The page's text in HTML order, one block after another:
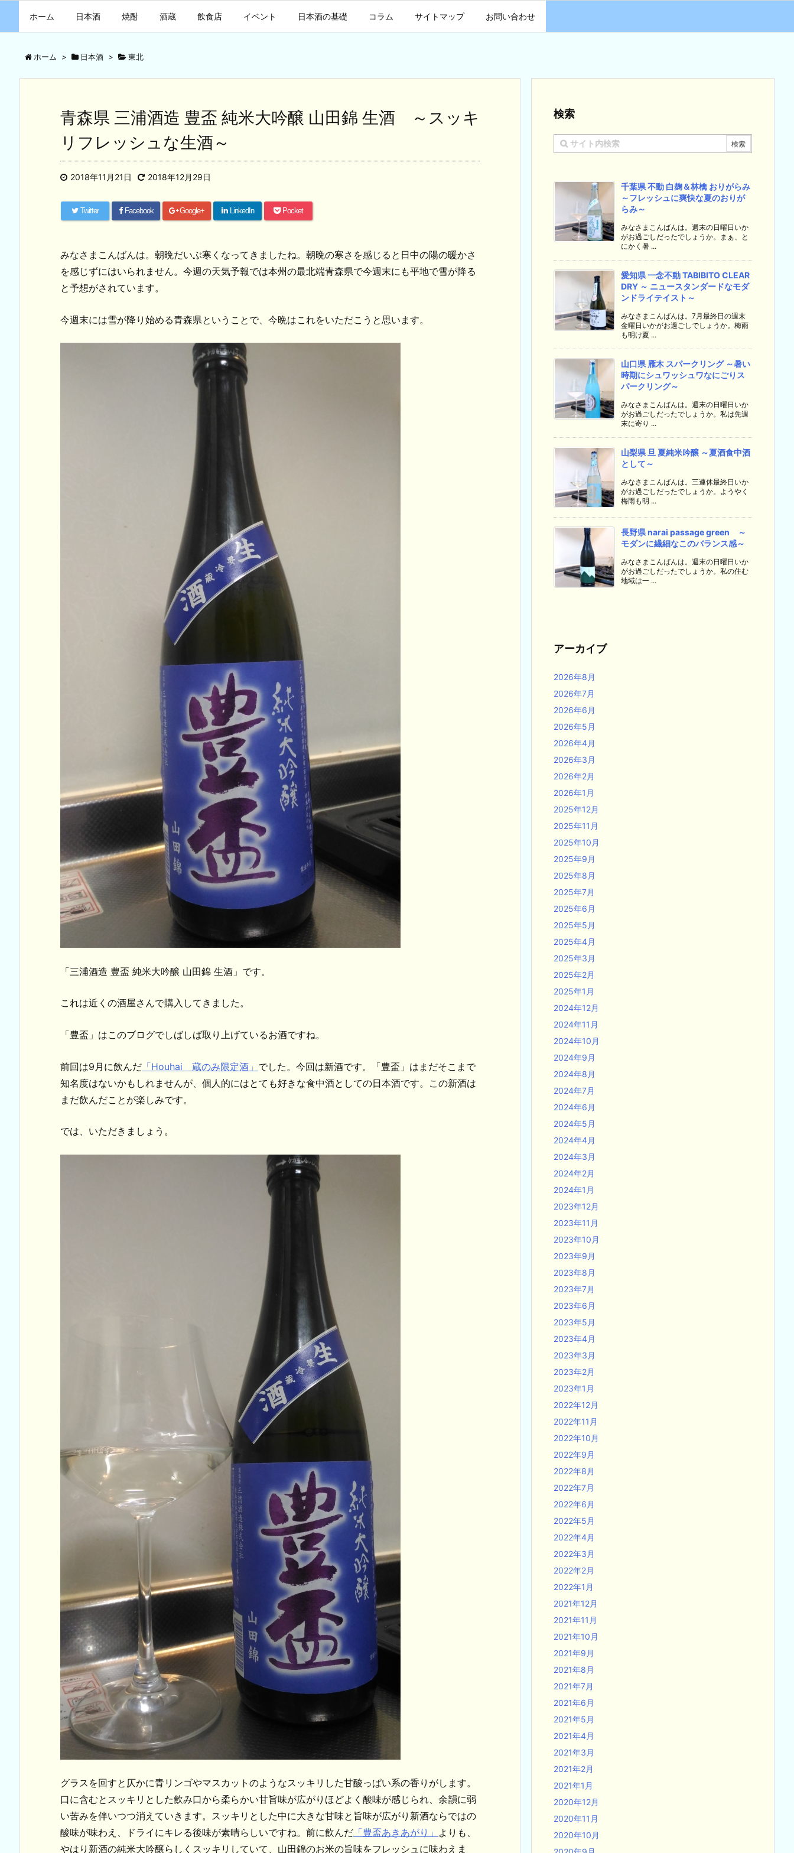
ホーム 日本酒 焼酎 酒蔵 飲食店 イベント 日本酒の基礎 コラム サイトマップ お問い合わせ
ホーム > 日本酒 > 東北
青森県 三浦酒造 豊盃 純米大吟醸 山田錦 生酒 ～スッキ
リフレッシュな生酒～
2018年11月21日 2018年12月29日
Twitter Facebook Google+ LinkedIn Pocket
みなさまこんばんは。朝晩だいぶ寒くなってきましたね。朝晩の寒さを感じると日中の陽の暖かさ
を感じずにはいられません。今週の天気予報では本州の最北端青森県で今週末にも平地で雪が降る
と予想がされています。
今週末には雪が降り始める青森県ということで、今晩はこれをいただこうと思います。
「三浦酒造 豊盃 純米大吟醸 山田錦 生酒」です。
これは近くの酒屋さんで購入してきました。
「豊盃」はこのブログでしばしば取り上げているお酒ですね。
前回は9月に飲んだ 「Houhai 蔵のみ限定酒」 でした。今回は新酒です。「豊盃」はまだそこまで
知名度はないかもしれませんが、個人的にはとても好きな食中酒としての日本酒です。この新酒は
まだ飲んだことが楽しみです。
では、いただきましょう。
グラスを回すと仄かに青リンゴやマスカットのようなスッキリした甘酸っぱい系の香りがします。
口に含むとスッキリとした飲み口から柔らかい甘旨味が広がりほどよく酸味が感じられ、余韻に弱
い苦みを伴いつつ消えていきます。スッキリとした中に大きな甘味と旨味が広がり新酒ならではの
酸味が味わえ、ドライにキレる後味が素晴らしいですね。前に飲んだ 「豊盃あきあがり」 よりも、
やはり新酒の純米大吟醸らしくスッキリしていて、山田錦のお米の旨味をフレッシュに味わえま
検索
千葉県 不動 白麹＆林檎 おりがらみ
～フレッシュに爽快な夏のおりが
らみ～
みなさまこんばんは。週末の日曜日いか
がお過ごしだったでしょうか。まぁ、と
にかく暑 ...
愛知県 一念不動 TABIBITO CLEAR
DRY ～ ニュースタンダードなモダ
ンドライテイスト～
みなさまこんばんは。7月最終日の週末
金曜日いかがお過ごしでしょうか。梅雨
も明け夏 ...
山口県 雁木 スパークリング ～暑い
時期にシュワッシュワなにごりス
パークリング～
みなさまこんばんは。週末の日曜日いか
がお過ごしだったでしょうか。私は先週
末に寄り ...
山梨県 旦 夏純米吟醸 ～夏酒食中酒
として～
みなさまこんばんは。三連休最終日いか
がお過ごしだったでしょうか。ようやく
梅雨も明 ...
長野県 narai passage green ～
モダンに繊細なこのバランス感～
みなさまこんばんは。週末の日曜日いか
がお過ごしだったでしょうか。私の住む
地域は一 ...
アーカイブ
2026年8月
2026年7月
2026年6月
2026年5月
2026年4月
2026年3月
2026年2月
2026年1月
2025年12月
2025年11月
2025年10月
2025年9月
2025年8月
2025年7月
2025年6月
2025年5月
2025年4月
2025年3月
2025年2月
2025年1月
2024年12月
2024年11月
2024年10月
2024年9月
2024年8月
2024年7月
2024年6月
2024年5月
2024年4月
2024年3月
2024年2月
2024年1月
2023年12月
2023年11月
2023年10月
2023年9月
2023年8月
2023年7月
2023年6月
2023年5月
2023年4月
2023年3月
2023年2月
2023年1月
2022年12月
2022年11月
2022年10月
2022年9月
2022年8月
2022年7月
2022年6月
2022年5月
2022年4月
2022年3月
2022年2月
2022年1月
2021年12月
2021年11月
2021年10月
2021年9月
2021年8月
2021年7月
2021年6月
2021年5月
2021年4月
2021年3月
2021年2月
2021年1月
2020年12月
2020年11月
2020年10月